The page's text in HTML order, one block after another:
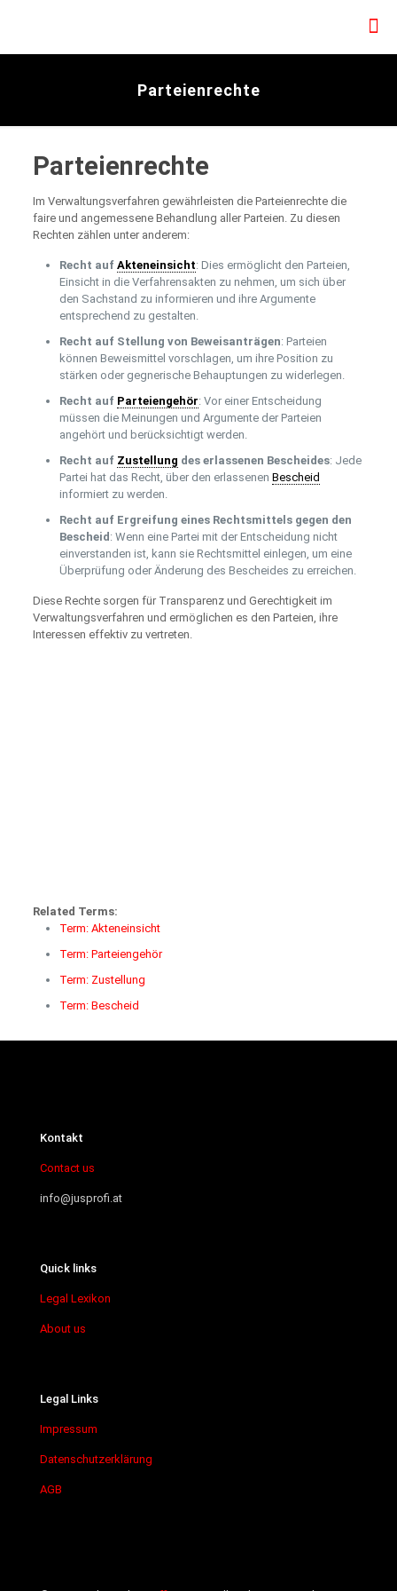
Parteienrechte
Parteienrechte
Im Verwaltungsverfahren gewährleisten die Parteienrechte die
faire und angemessene Behandlung aller Parteien. Zu diesen
Rechten zählen unter anderem:
Recht auf Akteneinsicht: Dies ermöglicht den Parteien,
Einsicht in die Verfahrensakten zu nehmen, um sich über
den Sachstand zu informieren und ihre Argumente
entsprechend zu gestalten.
Recht auf Stellung von Beweisanträgen: Parteien
können Beweismittel vorschlagen, um ihre Position zu
stärken oder gegnerische Behauptungen zu widerlegen.
Recht auf Parteiengehör: Vor einer Entscheidung
müssen die Meinungen und Argumente der Parteien
angehört und berücksichtigt werden.
Recht auf Zustellung des erlassenen Bescheides: Jede
Partei hat das Recht, über den erlassenen Bescheid
informiert zu werden.
Recht auf Ergreifung eines Rechtsmittels gegen den
Bescheid : Wenn eine Partei mit der Entscheidung nicht
einverstanden ist, kann sie Rechtsmittel einlegen, um eine
Überprüfung oder Änderung des Bescheides zu erreichen.
Diese Rechte sorgen für Transparenz und Gerechtigkeit im
Verwaltungsverfahren und ermöglichen es den Parteien, ihre
Interessen effektiv zu vertreten.
Related Terms:
Term: Akteneinsicht
Term: Parteiengehör
Term: Zustellung
Term: Bescheid
Kontakt
Contact us
info@jusprofi.at
Quick links
Legal Lexikon
About us
Legal Links
Impressum
Datenschutzerklärung
AGB